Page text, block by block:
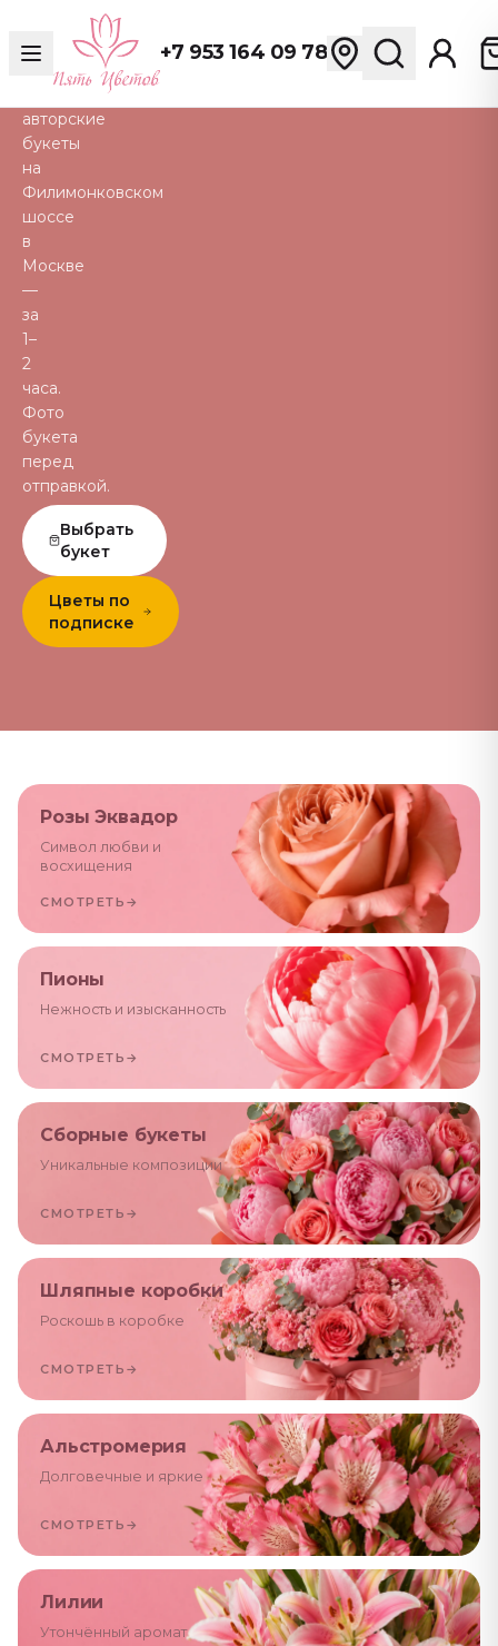
+7 953 164 09 78
пионы,
тюльпаны
авторские
букеты
на
Филимонковском
шоссе
в
Москве
—
за
1–
2
часа.
Фото
букета
перед
отправкой.
Выбрать
букет
Цветы по
подписке
Розы Эквадор
Символ любви и
восхищения
СМОТРЕТЬ →
Пионы
Нежность и изысканность
СМОТРЕТЬ →
Сборные букеты
Уникальные композиции
СМОТРЕТЬ →
Шляпные коробки
Роскошь в коробке
СМОТРЕТЬ →
Альстромерия
Долговечные и яркие
СМОТРЕТЬ →
Лилии
Утончённый аромат